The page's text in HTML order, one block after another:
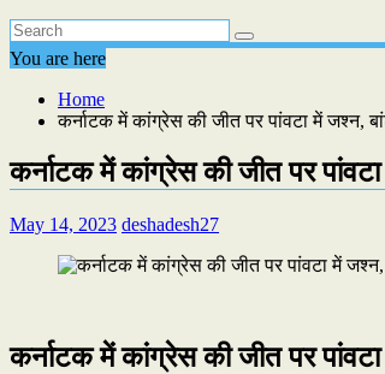
You are here
Home
कर्नाटक में कांग्रेस की जीत पर पांवटा में जश्न,
कर्नाटक में कांग्रेस की जीत पर पांवटा
May 14, 2023 deshadesh27
कर्नाटक में कांग्रेस की जीत पर